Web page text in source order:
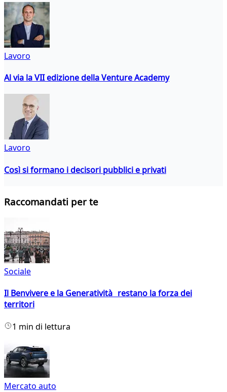
Lavoro
Al via la VII edizione della Venture Academy
Lavoro
Così si formano i decisori pubblici e privati
Raccomandati per te
Sociale
Il Benvivere e la Generatività restano la forza dei
territori
1 min di lettura
Mercato auto